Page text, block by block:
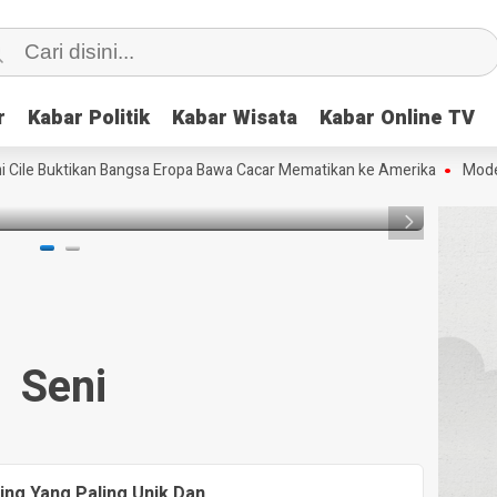
Kabar Politik Kabar Wisata Kabar Online TV
Kabar Politik Kabar Wisata Kabar Online TV
Bangsa Eropa Bawa Cacar Mematikan ke Amerika Model AI
Yang Paling Unik Dan Mengagumkan Kota
11
KKSB
Seni